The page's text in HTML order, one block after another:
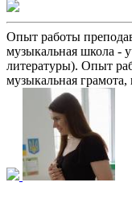
Опыт работы
музыкальная школа -
литературы). Опыт
музыкальная